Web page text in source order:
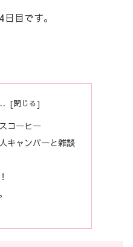
目です。
コーヒー
キャンパーと雑談